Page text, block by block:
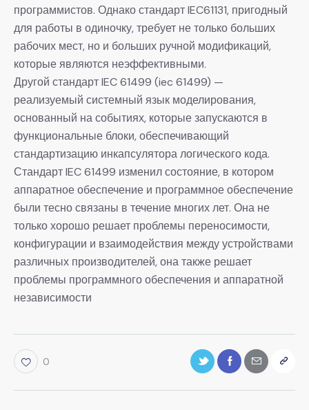
программистов. Однако стандарт IEC61131, пригодный
для работы в одиночку, требует не только больших
рабочих мест, но и больших ручной модификаций,
которые являются неэффективными.
Другой стандарт IEC 61499 (iec 61499) —
реализуемый системный язык моделирования,
основанный на событиях, которые запускаются в
функциональные блоки, обеспечивающий
стандартизацию инкапсулятора логического кода.
Стандарт IEC 61499 изменил состояние, в котором
аппаратное обеспечение и программное обеспечение
были тесно связаны в течение многих лет. Она не
только хорошо решает проблемы переносимости,
конфигурации и взаимодействия между устройствами
различных производителей, она также решает
проблемы программного обеспечения и аппаратной
независимости
0